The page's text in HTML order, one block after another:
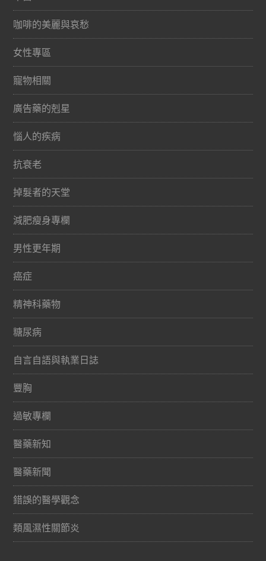
咖啡的美麗與哀愁
女性專區
寵物相關
廣告藥的剋星
惱人的疾病
抗衰老
掉髮者的天堂
減肥瘦身專欄
男性更年期
癌症
精神科藥物
糖尿病
自言自語與執業日誌
豐胸
過敏專欄
醫藥新知
醫藥新聞
錯誤的醫學觀念
類風濕性關節炎